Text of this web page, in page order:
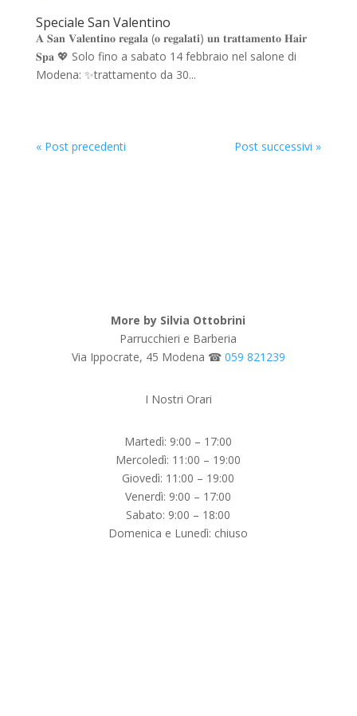
Speciale San Valentino
𝐀 𝐒𝐚𝐧 𝐕𝐚𝐥𝐞𝐧𝐭𝐢𝐧𝐨 𝐫𝐞𝐠𝐚𝐥𝐚 (𝐨 𝐫𝐞𝐠𝐚𝐥𝐚𝐭𝐢) 𝐮𝐧 𝐭𝐫𝐚𝐭𝐭𝐚𝐦𝐞𝐧𝐭𝐨 𝐇𝐚𝐢𝐫
𝐒𝐩𝐚 💖 Solo fino a sabato 14 febbraio nel salone di
Modena: ✨trattamento da 30...
« Post precedenti Post successivi »
More by Silvia Ottobrini
Parrucchieri e Barberia
Via Ippocrate, 45 Modena ☎ 059 821239
I Nostri Orari
Martedì: 9:00 – 17:00
Mercoledì: 11:00 – 19:00
Giovedì: 11:00 – 19:00
Venerdì: 9:00 – 17:00
Sabato: 9:00 – 18:00
Domenica e Lunedì: chiuso